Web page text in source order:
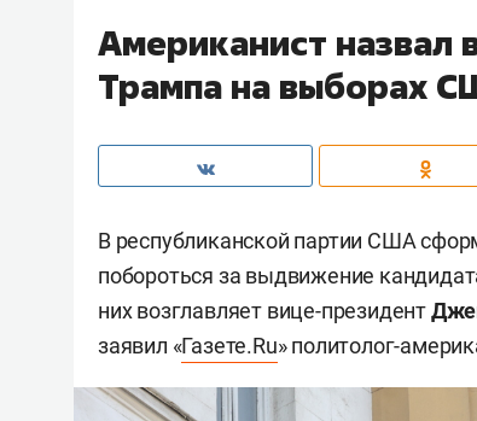
Американист назвал
Трампа на выборах
В республиканской партии США
побороться за выдвижение
них возглавляет вице-президент
заявил «Газете.Ru» политолог-